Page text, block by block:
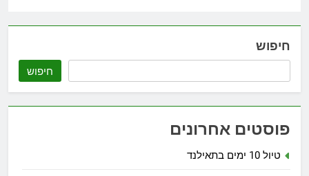
חיפוש
חיפוש
פוסטים אחרונים
טיול 10 ימים בתאילנד